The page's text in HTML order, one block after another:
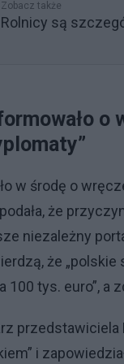
Zobacz także
Rolnicy są
w środę o
że
niezależny
że
100 tys. euro”,
i